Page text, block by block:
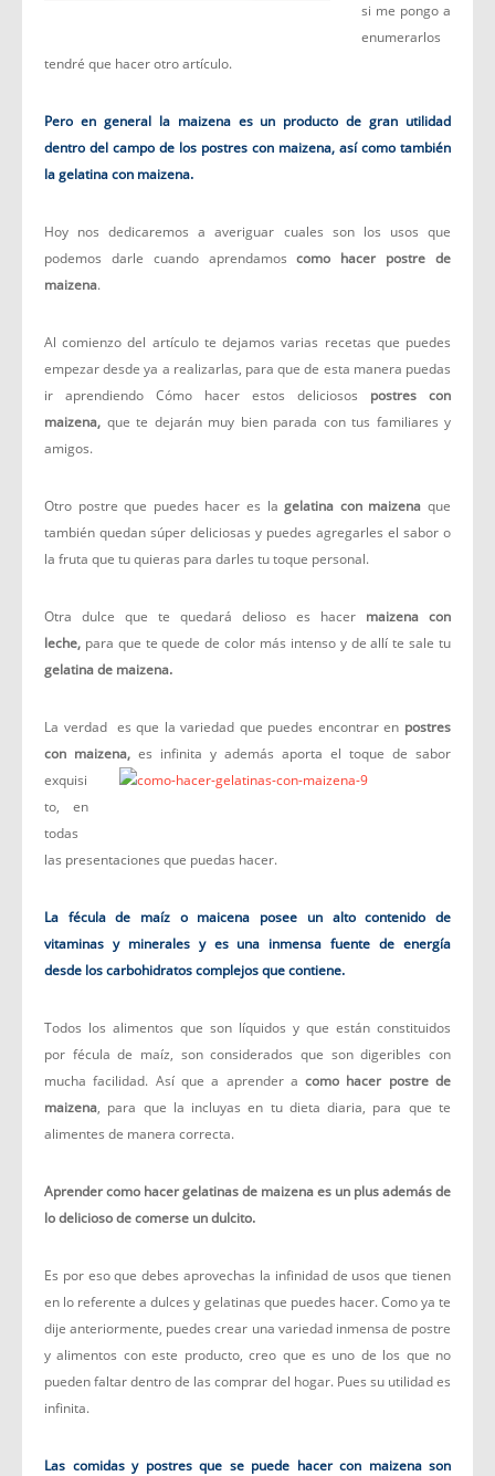
si me pongo a
enumerarlos
tendré que hacer otro artículo.
Pero en general la maizena es un producto de gran utilidad
dentro del campo de los postres con maizena, así como también
la gelatina con maizena.
Hoy nos dedicaremos a averiguar cuales son los usos que
podemos darle cuando aprendamoscomo hacer postre de
maizena.
Al comienzo del artículo te dejamos varias recetas que puedes
empezar desde ya a realizarlas, para que de esta manera puedas
ir aprendiendo Cómo hacer estos deliciosos postres con
maizena, que te dejarán muy bien parada con tus familiares y
amigos.
Otro postre que puedes hacer es lagelatina con maizenaque
también quedan súper deliciosas y puedes agregarles el sabor o
la fruta que tu quieras para darles tu toque personal.
Otra dulce que te quedará delioso es hacer maizena con
leche, para que te quede de color más intenso y de allí te sale tu
gelatina de maizena.
La verdad es que la variedad que puedes encontrar en postres
con maizena, es infinita y además aporta el toque de sabor
exquisi
to, en
todas
las presentaciones que puedas hacer.
La fécula de maíz o maicena posee un alto contenido de
vitaminas y minerales y es una inmensa fuente de energía
desde los carbohidratoscomplejos que contiene.
Todos los alimentos que son líquidos y que están constituidos
por fécula de maíz, son considerados que son digeribles con
mucha facilidad. Así que a aprender acomo hacer postre de
maizena, para que la incluyas en tu dieta diaria, para que te
alimentes de manera correcta.
Aprender como hacer gelatinas de maizena es un plus además de
lo delicioso de comerse un dulcito.
Es por eso que debes aprovechas la infinidad de usos que tienen
en lo referente a dulces y gelatinas que puedes hacer. Como ya te
dije anteriormente, puedes crear una variedad inmensa de postre
y alimentos con este producto, creo que es uno de los que no
pueden faltar dentro de las comprar del hogar. Pues su utilidad es
infinita.
Las comidas y postres que se puede hacer con maizena son